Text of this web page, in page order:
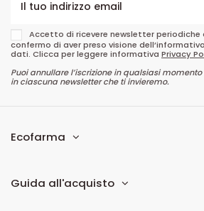
Accetto di ricevere newsletter periodiche
confermo di aver preso visione
dati. Clicca per leggere informativa Privacy
Puoi annullare l’iscrizione in qualsiasi
in ciascuna newsletter che ti invieremo.
Ecofarma
Guida all'acquisto